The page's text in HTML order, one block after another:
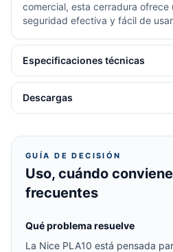
comercial, esta cerradura ofrece
seguridad efectiva y fácil de
Especificaciones técnicas
Descargas
GUÍA DE DECISIÓN
Uso, cuándo
frecuentes
Qué problema resuelve
La Nice PLA10 está pensada